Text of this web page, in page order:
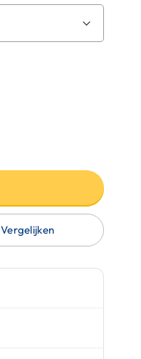
Vergelijken